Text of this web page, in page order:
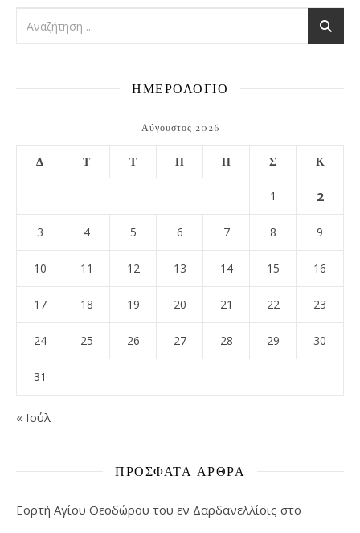
ΗΜΕΡΟΛΟΓΙΟ
Αύγουστος 2026
Δ Τ Τ Π Π Σ Κ
1 2
3 4 5 6 7 8 9
10 11 12 13 14 15 16
17 18 19 20 21 22 23
24 25 26 27 28 29 30
31
« Ιούλ
ΠΡΌΣΦΑΤΑ ΆΡΘΡΑ
Εορτή Αγίου Θεοδώρου του εν Δαρδανελλίοις στο